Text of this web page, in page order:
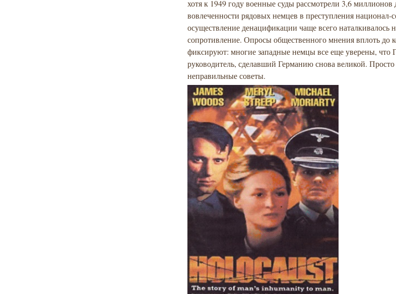
хотя к 1949 году военные суды рассмотрели 3,6 миллионов
вовлеченности рядовых немцев в преступления национал-
осуществление денацификации чаще всего наталкивалось
сопротивление. Опросы общественного мнения вплоть до
фиксируют: многие западные немцы все еще уверены, что
руководитель, сделавший Германию снова великой.
неправильные советы.